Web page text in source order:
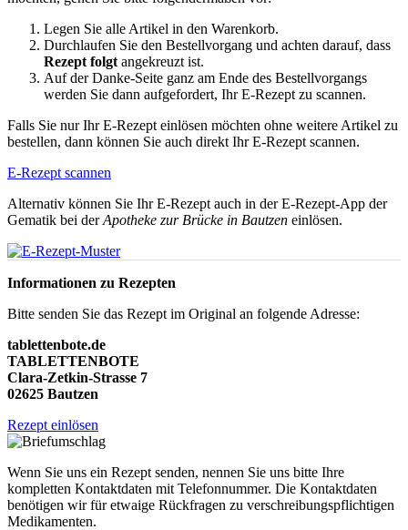
Legen Sie alle Artikel in den Warenkorb.
Durchlaufen Sie den Bestellvorgang und achten darauf, dass
Rezept folgt angekreuzt ist.
Auf der Danke-Seite ganz am Ende des Bestellvorgangs
werden Sie dann aufgefordert, Ihr E-Rezept zu scannen.
Falls Sie nur Ihr E-Rezept einlösen möchten ohne weitere Artikel zu
bestellen, dann können Sie auch direkt Ihr E-Rezept scannen.
E-Rezept scannen
Alternativ können Sie Ihr E-Rezept auch in der E-Rezept-App der
Gematik bei derApotheke zur Brücke in Bautzen einlösen.
Informationen zu Rezepten
Bitte senden Sie das Rezept im Original an folgende Adresse:
tablettenbote.de
TABLETTENBOTE
Clara-Zetkin-Strasse 7
02625 Bautzen
Rezept einlösen
Wenn Sie uns ein Rezept senden, nennen Sie uns bitte Ihre
kompletten Kontaktdaten mit Telefonnummer. Die Kontaktdaten
benötigen wir für etwaige Rückfragen zu verschreibungspflichtigen
Medikamenten.